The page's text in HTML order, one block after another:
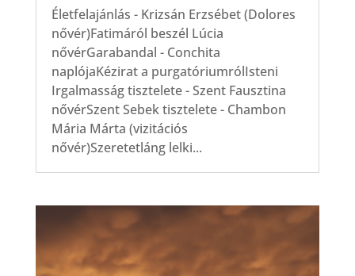
Életfelajánlás - Krizsán Erzsébet (Dolores
nővér)Fatimáról beszél Lúcia
nővérGarabandal - Conchita
naplójaKézirat a purgatóriumrólIsteni
Irgalmasság tisztelete - Szent Fausztina
nővérSzent Sebek tisztelete - Chambon
Mária Márta (vizitációs
nővér)Szeretetláng lelki...